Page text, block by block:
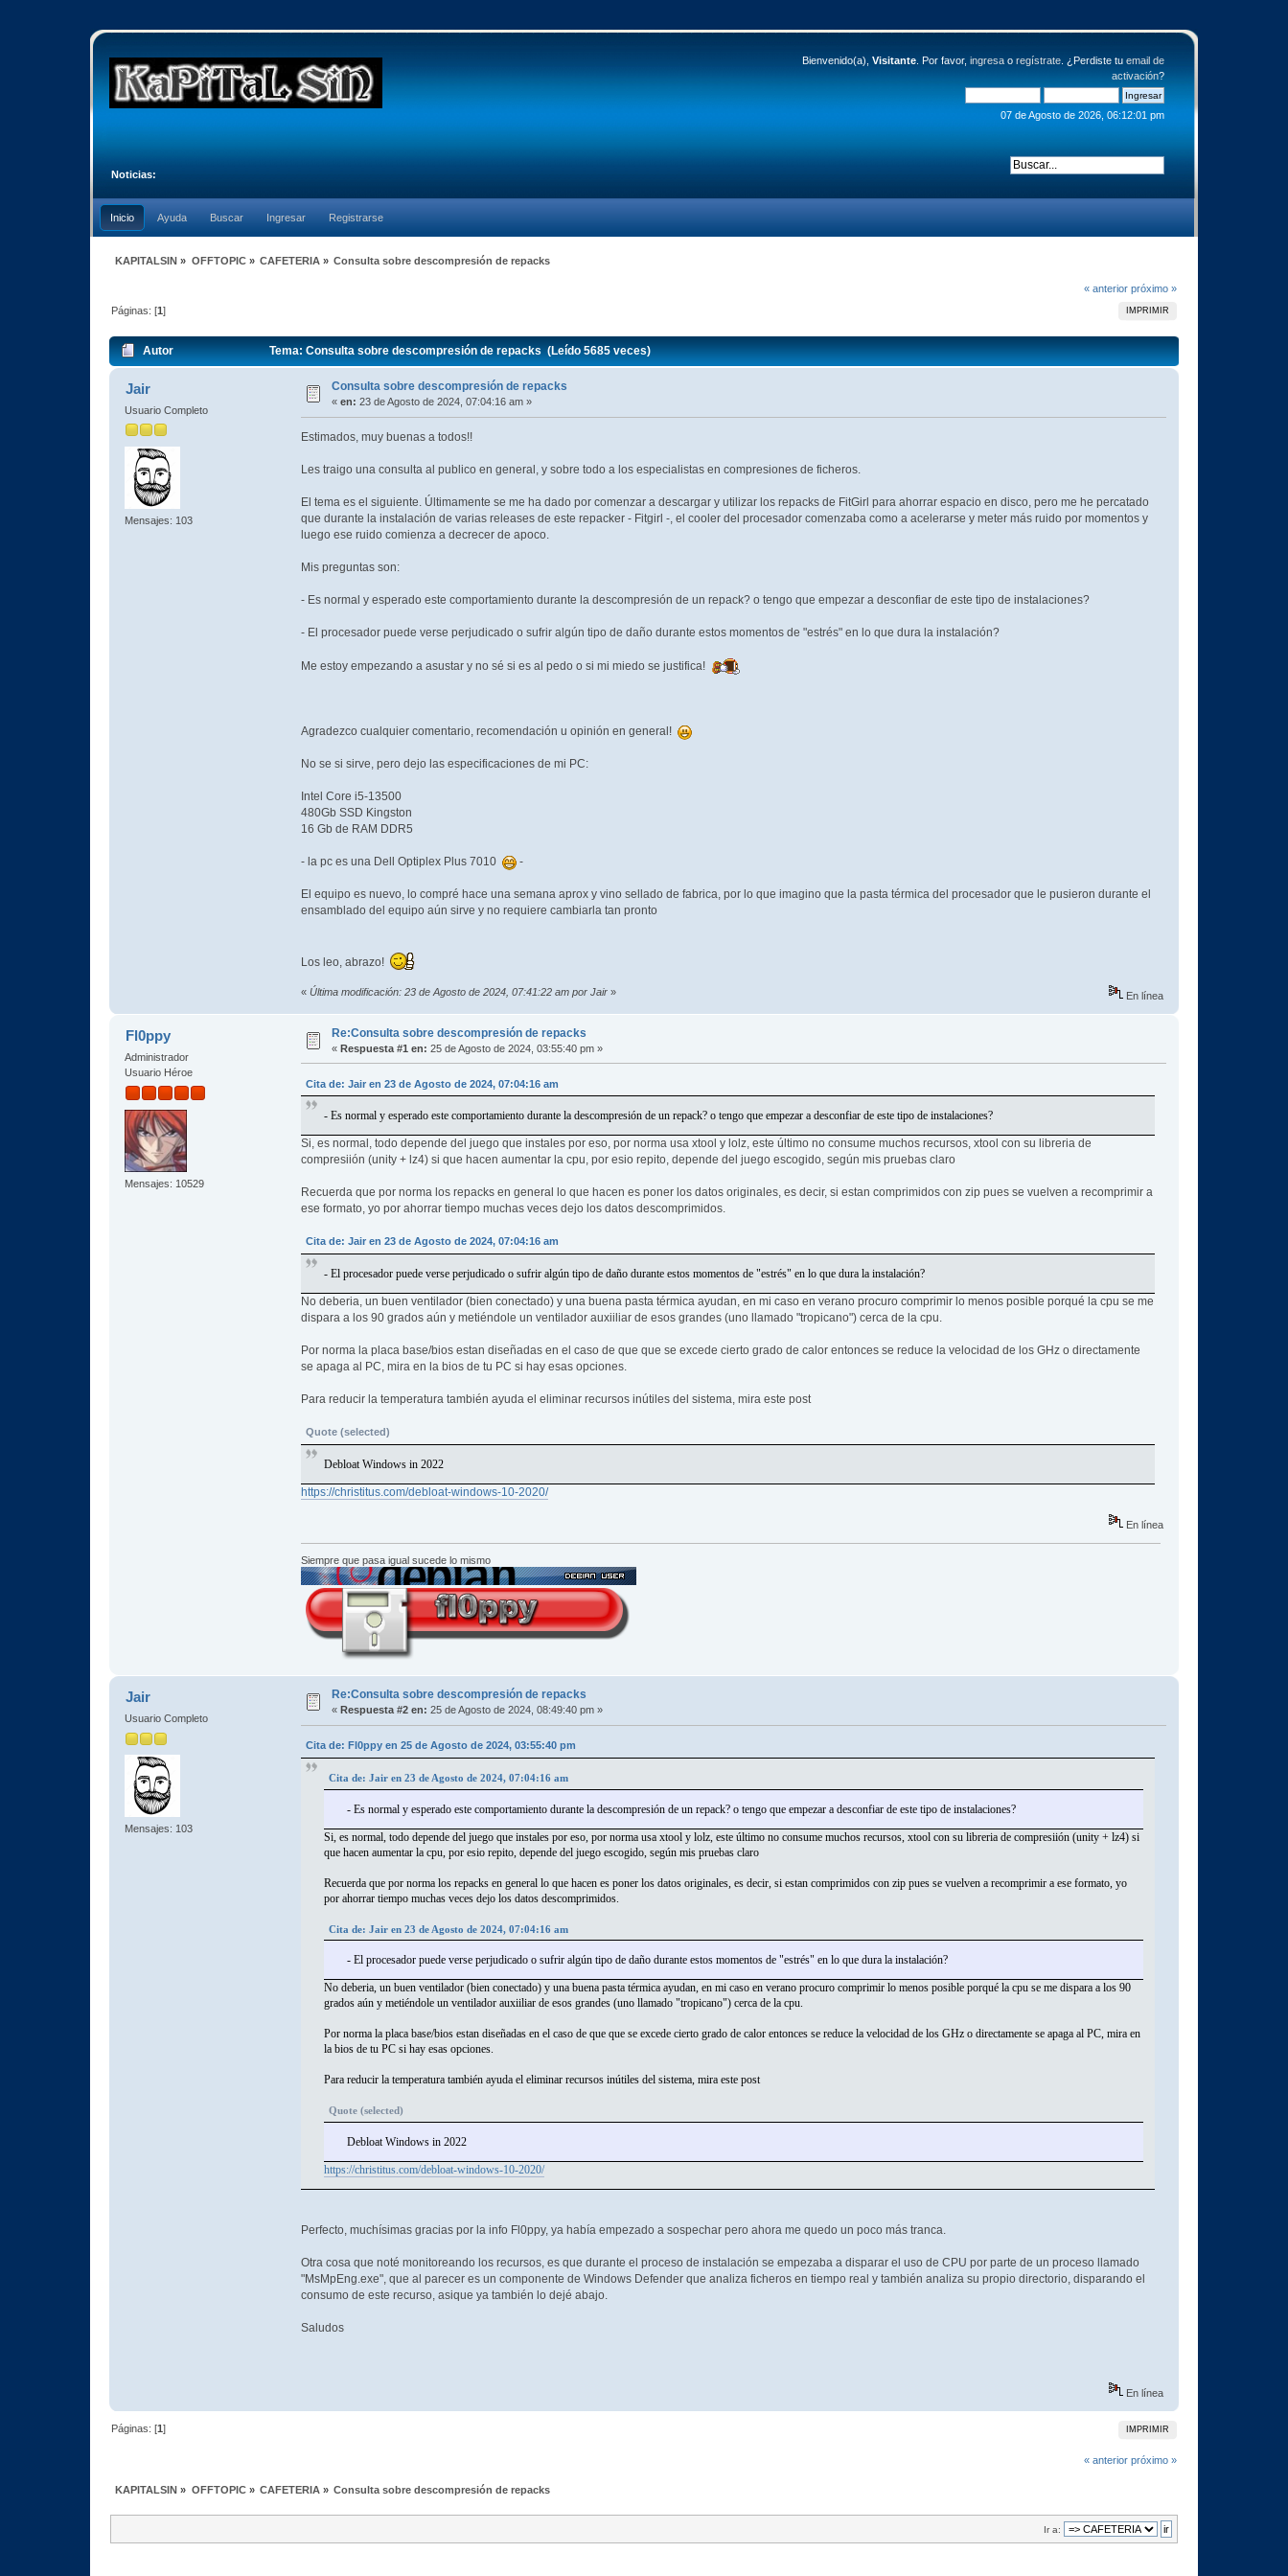
Bienvenido(a), Visitante. Por favor, ingresao regístrate. ¿Perdiste tu email de
activación?
07 de Agosto de 2026, 06:12:01 pm
Noticias:
Inicio Ayuda Buscar Ingresar Registrarse
KAPITALSIN » OFFTOPIC» CAFETERIA » Consulta sobre descompresión de repacks
« anterior próximo »
IMPRIMIR
Páginas: [1]
Autor Tema: Consulta sobre descompresión de repacks (Leído 5685 veces)
Jair
Usuario Completo
Mensajes: 103
Consulta sobre descompresión de repacks
«en: 23 de Agosto de 2024, 07:04:16 am »
Estimados, muy buenas a todos!!
Les traigo una consulta al publico en general, y sobre todo a los especialistas en compresiones de ficheros.
El tema es el siguiente. Últimamente se me ha dado por comenzar a descargar y utilizar los repacks de FitGirl para ahorrar espacio en disco, pero me he percatado
que durante la instalación de varias releases de este repacker - Fitgirl -, el cooler del procesador comenzaba como a acelerarse y meter más ruido por momentos y
luego ese ruido comienza a decrecer de apoco.
Mis preguntas son:
- Es normal y esperado este comportamiento durante la descompresión de un repack? o tengo que empezar a desconfiar de este tipo de instalaciones?
- El procesador puede verse perjudicado o sufrir algún tipo de daño durante estos momentos de "estrés" en lo que dura la instalación?
Me estoy empezando a asustar y no sé si es al pedo o si mi miedo se justifica!
Agradezco cualquier comentario, recomendación u opinión en general!
No se si sirve, pero dejo las especificaciones de mi PC:
Intel Core i5-13500
480Gb SSD Kingston
16 Gb de RAM DDR5
- la pc es una Dell Optiplex Plus 7010 -
El equipo es nuevo, lo compré hace una semana aprox y vino sellado de fabrica, por lo que imagino que la pasta térmica del procesador que le pusieron durante el
ensamblado del equipo aún sirve y no requiere cambiarla tan pronto
Los leo, abrazo!
« Última modificación: 23 de Agosto de 2024, 07:41:22 am por Jair» En línea
Fl0ppy
Administrador
Usuario Héroe
Mensajes: 10529
Re:Consulta sobre descompresión de repacks
«Respuesta #1 en: 25 de Agosto de 2024, 03:55:40 pm »
Cita de: Jair en 23 de Agosto de 2024, 07:04:16 am
- Es normal y esperado este comportamiento durante la descompresión de un repack? o tengo que empezar a desconfiar de este tipo de instalaciones?
Si, es normal, todo depende del juego que instales por eso, por norma usa xtool y lolz, este último no consume muchos recursos, xtool con su libreria de
compresiión (unity + lz4) si que hacen aumentar la cpu, por esio repito, depende del juego escogido, según mis pruebas claro
Recuerda que por norma los repacks en general lo que hacen es poner los datos originales, es decir, si estan comprimidos con zip pues se vuelven a recomprimir a
ese formato, yo por ahorrar tiempo muchas veces dejo los datos descomprimidos.
Cita de: Jair en 23 de Agosto de 2024, 07:04:16 am
- El procesador puede verse perjudicado o sufrir algún tipo de daño durante estos momentos de "estrés" en lo que dura la instalación?
No deberia, un buen ventilador (bien conectado) y una buena pasta térmica ayudan, en mi caso en verano procuro comprimir lo menos posible porqué la cpu se me
dispara a los 90 grados aún y metiéndole un ventilador auxiiliar de esos grandes (uno llamado "tropicano") cerca de la cpu.
Por norma la placa base/bios estan diseñadas en el caso de que que se excede cierto grado de calor entonces se reduce la velocidad de los GHz o directamente
se apaga al PC, mira en la bios de tu PC si hay esas opciones.
Para reducir la temperatura también ayuda el eliminar recursos inútiles del sistema, mira este post
Quote (selected)
Debloat Windows in 2022
https://christitus.com/debloat-windows-10-2020/
En línea
Siempre que pasa igual sucede lo mismo
Jair
Usuario Completo
Mensajes: 103
Re:Consulta sobre descompresión de repacks
« Respuesta #2 en: 25 de Agosto de 2024, 08:49:40 pm »
Cita de: Fl0ppy en 25 de Agosto de 2024, 03:55:40 pm
Cita de: Jair en 23 de Agosto de 2024, 07:04:16 am
- Es normal y esperado este comportamiento durante la descompresión de un repack? o tengo que empezar a desconfiar de este tipo de instalaciones?
Si, es normal, todo depende del juego que instales por eso, por norma usa xtool y lolz, este último no consume muchos recursos, xtool con su libreria de compresiión (unity + lz4) si
que hacen aumentar la cpu, por esio repito, depende del juego escogido, según mis pruebas claro
Recuerda que por norma los repacks en general lo que hacen es poner los datos originales, es decir, si estan comprimidos con zip pues se vuelven a recomprimir a ese formato, yo
por ahorrar tiempo muchas veces dejo los datos descomprimidos.
Cita de: Jair en 23 de Agosto de 2024, 07:04:16 am
- El procesador puede verse perjudicado o sufrir algún tipo de daño durante estos momentos de "estrés" en lo que dura la instalación?
No deberia, un buen ventilador (bien conectado) y una buena pasta térmica ayudan, en mi caso en verano procuro comprimir lo menos posible porqué la cpu se me dispara a los 90
grados aún y metiéndole un ventilador auxiiliar de esos grandes (uno llamado "tropicano") cerca de la cpu.
Por norma la placa base/bios estan diseñadas en el caso de que que se excede cierto grado de calor entonces se reduce la velocidad de los GHz o directamente se apaga al PC, mira en
la bios de tu PC si hay esas opciones.
Para reducir la temperatura también ayuda el eliminar recursos inútiles del sistema, mira este post
Quote (selected)
Debloat Windows in 2022
https://christitus.com/debloat-windows-10-2020/
Perfecto, muchísimas gracias por la info Fl0ppy, ya había empezado a sospechar pero ahora me quedo un poco más tranca.
Otra cosa que noté monitoreando los recursos, es que durante el proceso de instalación se empezaba a disparar el uso de CPU por parte de un proceso llamado
"MsMpEng.exe", que al parecer es un componente de Windows Defender que analiza ficheros en tiempo real y también analiza su propio directorio, disparando el
consumo de este recurso, asique ya también lo dejé abajo.
Saludos
En línea
IMPRIMIR
Páginas: [1]
« anterior próximo »
KAPITALSIN » OFFTOPIC» CAFETERIA » Consulta sobre descompresión de repacks
Ir a: